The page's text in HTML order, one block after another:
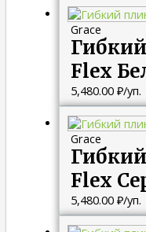
Grace
Flex
5,480.00 ₽/уп.
Grace
Flex
5,480.00 ₽/уп.